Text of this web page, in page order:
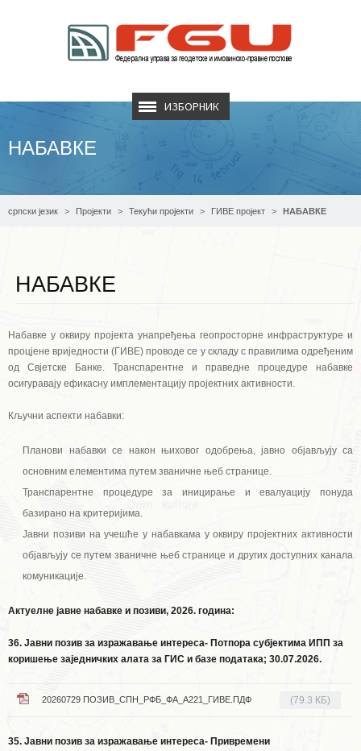
ИЗБОРНИК
НАБАВКЕ
српски језик Пројекти Текући пројекти ГИВЕ пројект НАБАВКЕ
НАБАВКЕ
Набавке у оквиру пројекта унапређења геопросторне инфраструктуре и
процјене вриједности (ГИВЕ) проводе се у складу с правилима одређеним
од Свјетске Банке. Транспарентне и праведне процедуре набавке
осигуравају ефикасну имплементацију пројектних активности.
Кључни аспекти набавки:
Планови набавки се након њиховог одобрења, јавно објављују са
основним елементима путем званичне њеб странице.
Транспарентне процедуре за иницирање и евалуацију понуда
базирано на критеријима.
Јавни позиви на учешће у набавкама у оквиру пројектних активности
објављују се путем званичне њеб странице и других доступних канала
комуникације.
Актуелне јавне набавке и позиви, 2026. година:
36. Јавни позив за изражавање интереса- Потпора субјектима ИПП за
коришење заједничких алата за ГИС и базе података; 30.07.2026.
20260729 ПОЗИВ_СПН_РФБ_ФА_А221_ГИВЕ.ПДФ (79.3 КБ)
35. Јавни позив за изражавање интереса- Привремени